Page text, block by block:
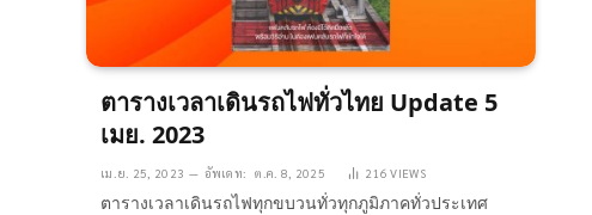
ตารางเวลาเดินรถไฟทั่วไทย Update 5
เมย. 2023
เม.ย. 25, 2023 อัพเดท: ต.ค. 8, 2025 216VIEWS
ตารางเวลาเดินรถไฟทุกขบวนทั่วทุกภูมิภาคทั่วประเทศ